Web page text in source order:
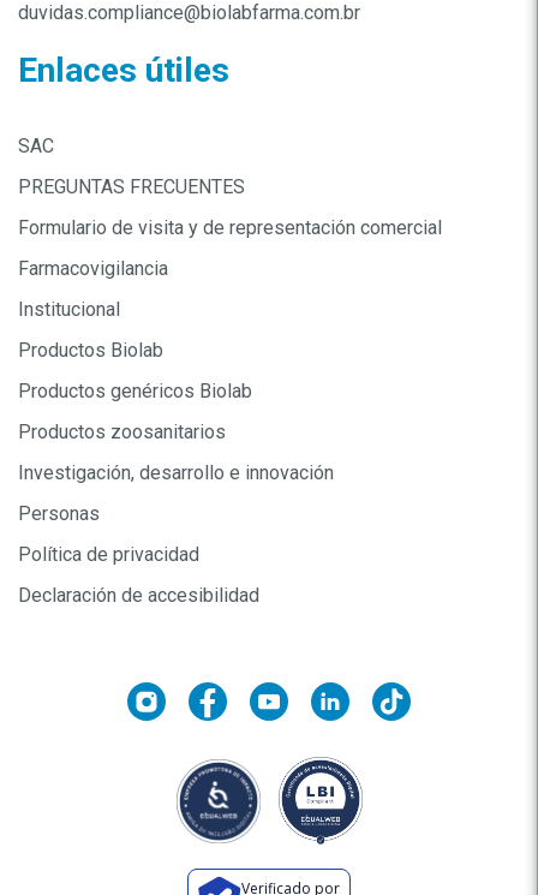
duvidas.compliance@biolabfarma.com.br
Enlaces útiles
SAC
PREGUNTAS FRECUENTES
Formulario de visita y de representación comercial
Farmacovigilancia
Institucional
Productos Biolab
Productos genéricos Biolab
Productos zoosanitarios
Investigación, desarrollo e innovación
Personas
Política de privacidad
Declaración de accesibilidad
Verificado por